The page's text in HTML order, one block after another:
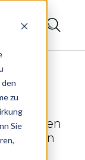
zu
Sie
erleben